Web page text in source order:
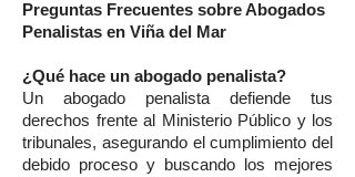
Preguntas Frecuentes sobre Abogados
Penalistas en Viña del Mar
¿Qué hace un abogado penalista?
Un abogado penalista defiende tus
derechos frente al Ministerio Público y los
tribunales, asegurando el cumplimiento del
debido proceso y buscando los mejores